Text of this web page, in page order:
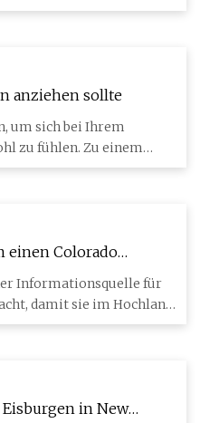
anziehen sollte
um sich bei Ihrem
Zu einem
einen Colorado
Sie
Informationsquelle für
damit sie im Hochland
in New